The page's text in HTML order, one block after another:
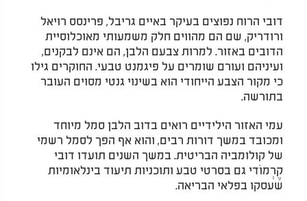
דובי הרוח נפוצים בעיקר באיים גריבל, פרינסס רויאל
ורודריק, שם הם מהווים חלק משמעותי מאוכלוסיית
הדובים באזור. למרות צבעם הלבן, הם אינם לבקנים,
ועיניהם ועורם שומרים על פיגמנט טבעי. החוקרים גילו
כי מקור הצבע הייחודי הוא בשינוי גנטי מסוים העובר
בתורשה.
עמי האזור הילידיים רואים בדוב הלבן סמל מיוחד
ומכובד במשך דורות רבים, והוא אף הפך לסמל רשמי
של קולומביה הבריטית. במשך השנים תועדו דובי
קֶרְמוֹדי גם בסרטי טבע ותוכניות תיעוד בינלאומיות
שעסקו בפלאי הבריאה.